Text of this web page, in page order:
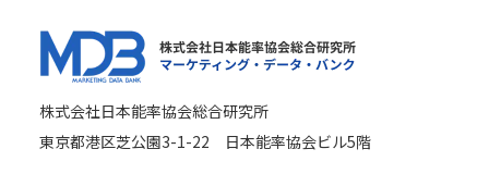
株式会社日本能率協会総合研究所
東京都港区芝公園3-1-22 日本能率協会ビル5階